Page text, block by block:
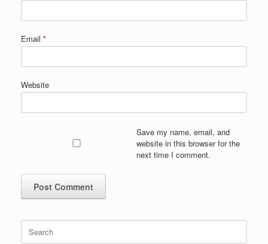
Email *
Website
Save my name, email, and
website in this browser for the
next time I comment.
Search
for: